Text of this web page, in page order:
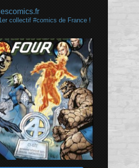
lescomics.fr
collectif #comics de France !